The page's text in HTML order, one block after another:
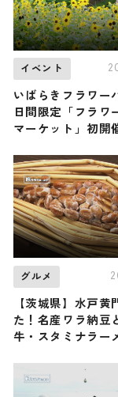
イベント
いばらきフラワー
日間限定「フラワ
マーケット」初開
など
グルメ
【茨城県】水戸黄
た！名産ワラ納豆
牛・スタミナラー